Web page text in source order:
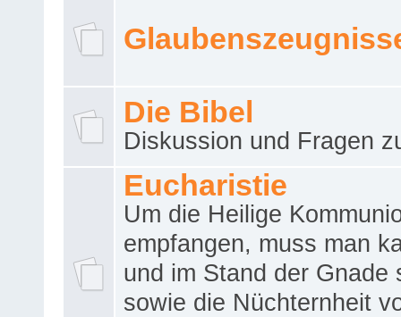
Die Bibel
Diskussion und Fragen
Eucharistie
Um die Heilige
empfangen, muss man
und im Stand der Gnade
sowie die Nüchternheit